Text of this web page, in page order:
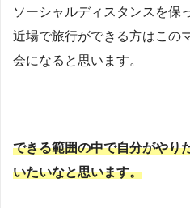
ソーシャルディスタンスを保
近場で旅行ができる方はこの
会になると思います。
できる範囲の中で自分がやり
いたいなと思います。